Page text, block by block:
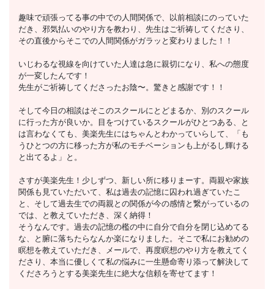
趣味で頑張ってる事の中での人間関係で、以前相談にのっていた
だき、邪気払いのやり方を教わり、先生はご祈祷してくださり、
その直後からそこでの人間関係がガラッと変わりました！！
いじわるな視線を向けていた人達は急に親切になり、私への態度
が一変したんです！
先生がご祈祷してくださったお陰〜。驚きと感謝です！！
そして今日の相談はそこのスクールにとどまるか、別のスクール
に行った方が良いか。目をつけているスクールがひとつある、と
は言わなくても、美楽先生にはちゃんとわかっていらして、「も
うひとつの方に移った方が私のモチベーションも上がるし輝ける
と出てるよ」と。
さすが美楽先生！少しずつ、新しい所に移りまーす。両親や家族
関係も見ていただいて、私は過去の記憶に囚われ過ぎていたこ
と、そして過去生での両親との関係が今の感情と繋がっているの
では、と教えていただき、深く納得！
そうなんです。過去の記憶の檻の中に自分で自分を閉じ込めてる
な、と腑に落ちたらなんか楽になりました。そこで私にお勧めの
瞑想を教えていただき、メールで、再度瞑想のやり方を教えてく
ださり、本当に優しくて私の悩みに一生懸命寄り添って解決して
くださろうとする美楽先生に絶大な信頼を寄せてます！